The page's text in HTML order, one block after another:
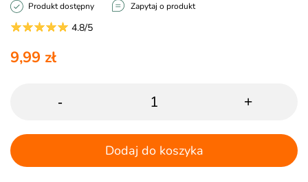
Produkt dostępny Zapytaj o produkt
4.8/5
9,99 zł
- +
Dodaj do koszyka